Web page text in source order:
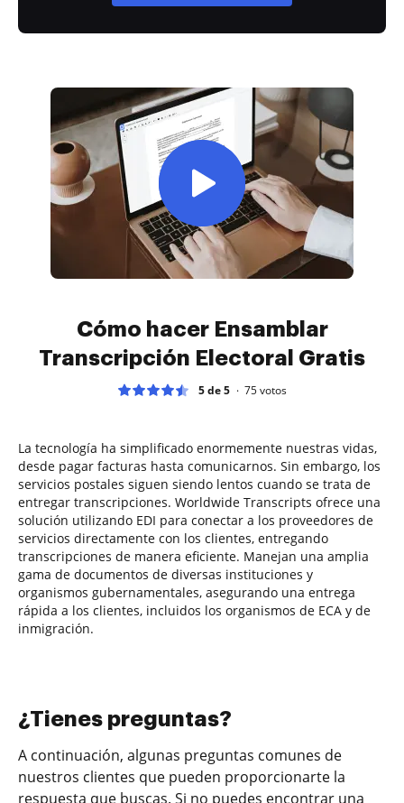
Cómo hacer Ensamblar
Transcripción Electoral Gratis
5 de 5 75votos
La tecnología ha simplificado enormemente nuestras vidas,
desde pagar facturas hasta comunicarnos. Sin embargo, los
servicios postales siguen siendo lentos cuando se trata de
entregar transcripciones. Worldwide Transcripts ofrece una
solución utilizando EDI para conectar a los proveedores de
servicios directamente con los clientes, entregando
transcripciones de manera eficiente. Manejan una amplia
gama de documentos de diversas instituciones y
organismos gubernamentales, asegurando una entrega
rápida a los clientes, incluidos los organismos de ECA y de
inmigración.
¿Tienes preguntas?
A continuación, algunas preguntas comunes de
nuestros clientes que pueden proporcionarte la
respuesta que buscas. Si no puedes encontrar una